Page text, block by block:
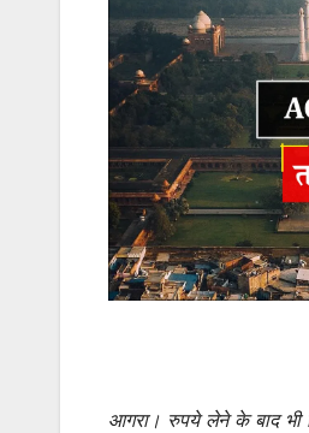
आगरा। रुपये लेने के बाद भी